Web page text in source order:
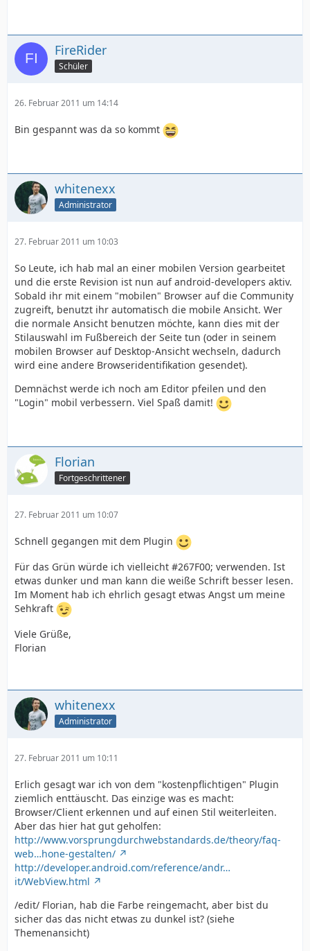
FireRider
Schüler
26. Februar 2011 um 14:14
Bin gespannt was da so kommt
whitenexx
Administrator
27. Februar 2011 um 10:03
So Leute, ich hab mal an einer mobilen Version gearbeitet
und die erste Revision ist nun auf android-developers aktiv.
Sobald ihr mit einem "mobilen" Browser auf die Community
zugreift, benutzt ihr automatisch die mobile Ansicht. Wer
die normale Ansicht benutzen möchte, kann dies mit der
Stilauswahl im Fußbereich der Seite tun (oder in seinem
mobilen Browser auf Desktop-Ansicht wechseln, dadurch
wird eine andere Browseridentifikation gesendet).
Demnächst werde ich noch am Editor pfeilen und den
"Login" mobil verbessern. Viel Spaß damit!
Florian
Fortgeschrittener
27. Februar 2011 um 10:07
Schnell gegangen mit dem Plugin
Für das Grün würde ich vielleicht #267F00; verwenden. Ist
etwas dunker und man kann die weiße Schrift besser lesen.
Im Moment hab ich ehrlich gesagt etwas Angst um meine
Sehkraft
Viele Grüße,
Florian
whitenexx
Administrator
27. Februar 2011 um 10:11
Erlich gesagt war ich von dem "kostenpflichtigen" Plugin
ziemlich enttäuscht. Das einzige was es macht:
Browser/Client erkennen und auf einen Stil weiterleiten.
Aber das hier hat gut geholfen:
http://www.vorsprungdurchwebstandards.de/theory/faq-
web…hone-gestalten/
http://developer.android.com/reference/andr…
it/WebView.html
/edit/ Florian, hab die Farbe reingemacht, aber bist du
sicher das das nicht etwas zu dunkel ist? (siehe
Themenansicht)